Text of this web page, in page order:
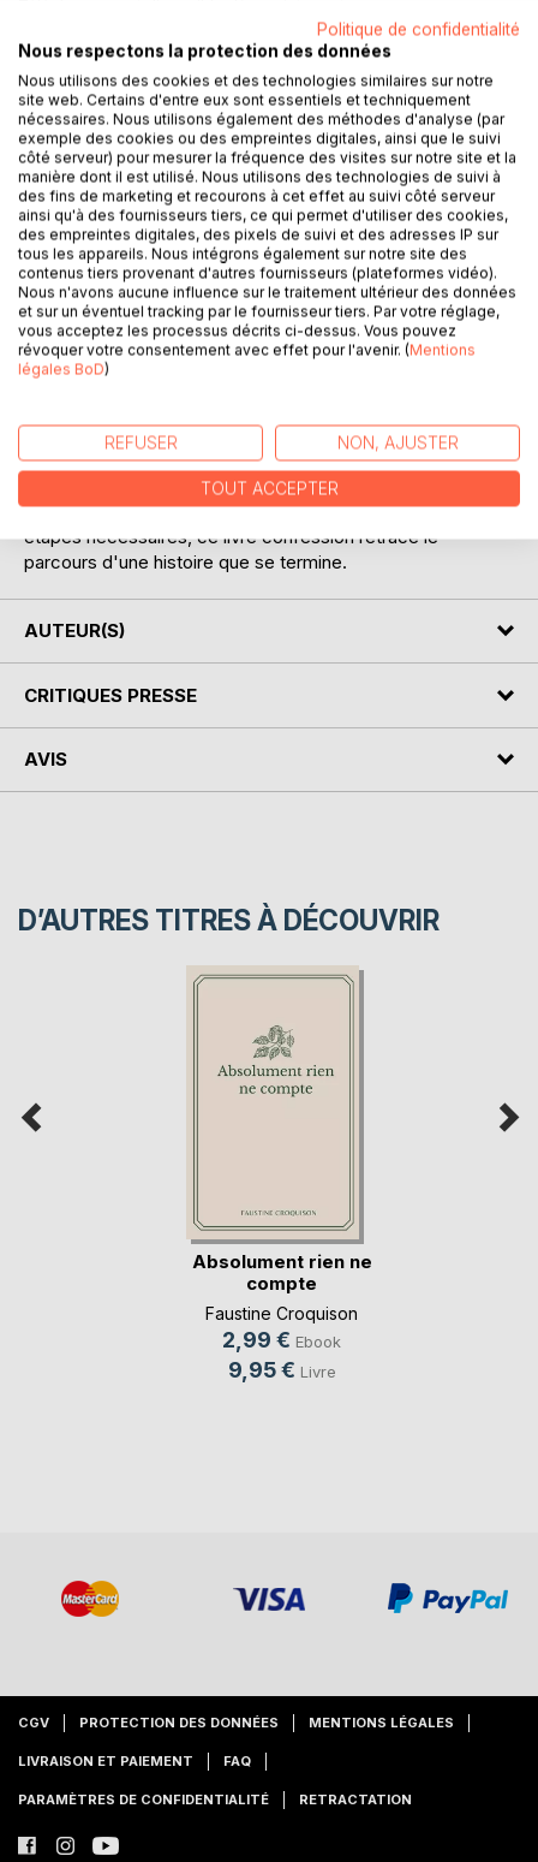
Téléchargement disponible dès maintenant
AJOUTER AU PANIER
Ajouter à ma liste d'envies
Laisser un avis
DESCRIPTION
Journal d'une rupture inavouée est le testament d'un amour
à sens unique. Entre fiction et réalité, ce recueil contient
des lettres personnelles, des mots d'amour sans réponse,
des pensées, des notes, des poèmes... A travers cinq
étapes nécessaires, ce livre confession retrace le
parcours d'une histoire que se termine.
AUTEUR(S)
CRITIQUES PRESSE
AVIS
D’AUTRES TITRES À DÉCOUVRIR
Absolument rien ne
compte
Faustine Croquison
2,99 € Ebook
9,95 € Livre
CGV PROTECTION DES DONNÉES MENTIONS LÉGALES
LIVRAISON ET PAIEMENT FAQ
PARAMÈTRES DE CONFIDENTIALITÉ RETRACTATION
Politique de confidentialité
Nous respectons la protection des données
Nous utilisons des cookies et des technologies similaires sur notre
site web. Certains d'entre eux sont essentiels et techniquement
nécessaires. Nous utilisons également des méthodes d'analyse (par
exemple des cookies ou des empreintes digitales, ainsi que le suivi
côté serveur) pour mesurer la fréquence des visites sur notre site et la
manière dont il est utilisé. Nous utilisons des technologies de suivi à
des fins de marketing et recourons à cet effet au suivi côté serveur
ainsi qu'à des fournisseurs tiers, ce qui permet d'utiliser des cookies,
des empreintes digitales, des pixels de suivi et des adresses IP sur
tous les appareils. Nous intégrons également sur notre site des
contenus tiers provenant d'autres fournisseurs (plateformes vidéo).
Nous n'avons aucune influence sur le traitement ultérieur des données
et sur un éventuel tracking par le fournisseur tiers. Par votre réglage,
vous acceptez les processus décrits ci-dessus. Vous pouvez
révoquer votre consentement avec effet pour l'avenir. (Mentions
légales BoD)
REFUSER NON, AJUSTER
TOUT ACCEPTER